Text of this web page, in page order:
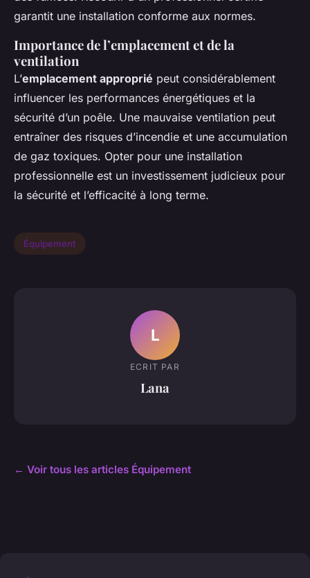
garantit une installation conforme aux normes.
Importance de l’emplacement et de la
ventilation
L’emplacement approprié peut considérablement
influencer les performances énergétiques et la
sécurité d’un poêle. Une mauvaise ventilation peut
entraîner des risques d’incendie et une accumulation
de gaz toxiques. Opter pour une installation
professionnelle est un investissement judicieux pour
la sécurité et l’efficacité à long terme.
Équipement
L
ECRIT PAR
Lana
← Voir tous les articles Équipement